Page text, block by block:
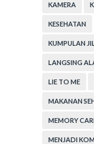
KAMERA
KESEHATAN
KUMPULAN
LANGSING
LIE TO ME
MAKANAN
MEMORY
MENJADI